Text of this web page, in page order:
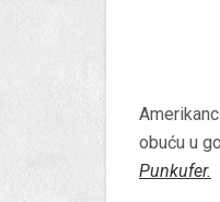
obuću u
Punkufer.